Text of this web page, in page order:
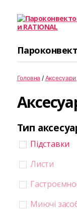
Головна / Аксесуари
Тип
Підставки
Листи
Миючі